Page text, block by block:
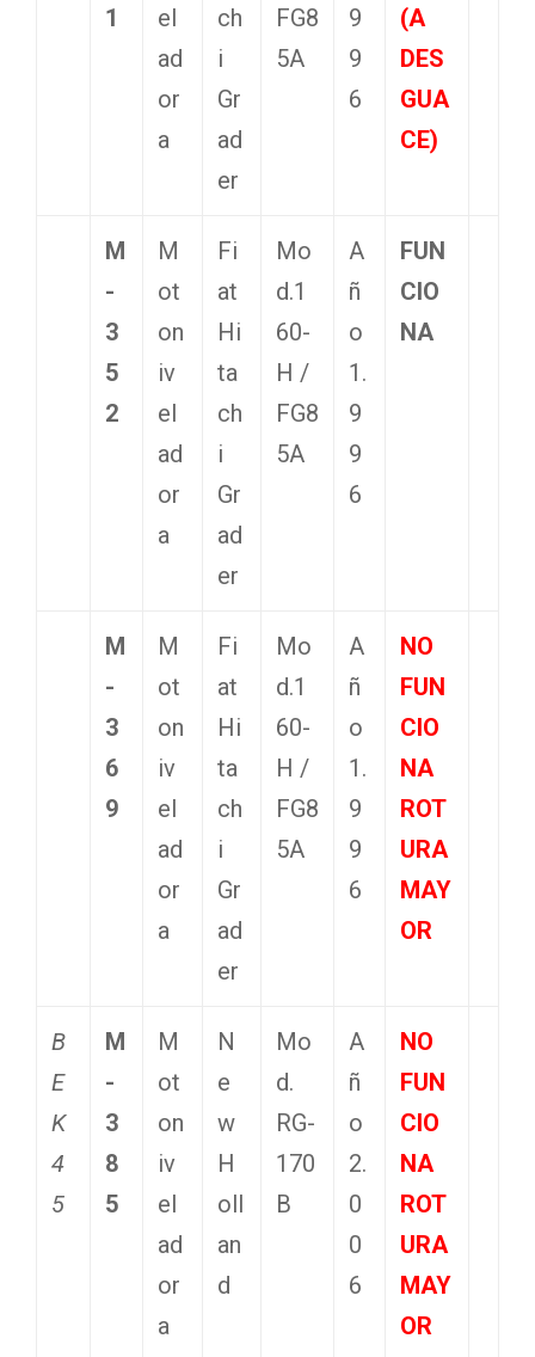
1
el
ad
or
a
ch
i
Gr
ad
er
FG8
5A
9
9
6
(A
DES
GUA
CE)
M
-
3
5
2
M
ot
on
iv
el
ad
or
a
Fi
at
Hi
ta
ch
i
Gr
ad
er
Mo
d.1
60-
H /
FG8
5A
A
ñ
o
1.
9
9
6
FUN
CIO
NA
M
-
3
6
9
M
ot
on
iv
el
ad
or
a
Fi
at
Hi
ta
ch
i
Gr
ad
er
Mo
d.1
60-
H /
FG8
5A
A
ñ
o
1.
9
9
6
NO
FUN
CIO
NA
ROT
URA
MAY
OR
B
E
K
4
5
M
-
3
8
5
M
ot
on
iv
el
ad
or
a
N
e
w
H
oll
an
d
Mo
d.
RG-
170
B
A
ñ
o
2.
0
0
6
NO
FUN
CIO
NA
ROT
URA
MAY
OR